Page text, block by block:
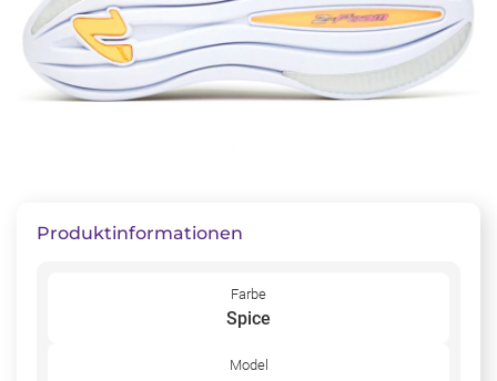
Produktinformationen
Farbe
Spice
Model